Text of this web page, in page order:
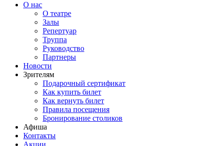
О нас
О театре
Залы
Репертуар
Труппа
Руководство
Партнеры
Новости
Зрителям
Подарочный сертификат
Как купить билет
Как вернуть билет
Правила посещения
Бронирование столиков
Афиша
Контакты
Акции